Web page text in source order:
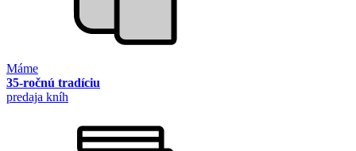
Máme
35-ročnú tradíciu
predaja kníh